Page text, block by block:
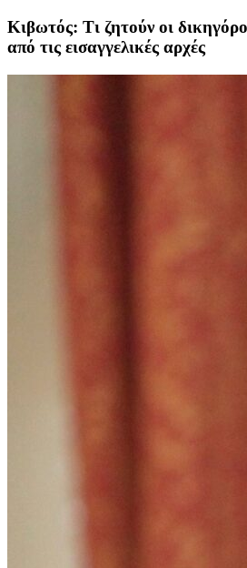
Κιβωτός: Τι ζητούν οι
από τις εισαγγελικές αρχές